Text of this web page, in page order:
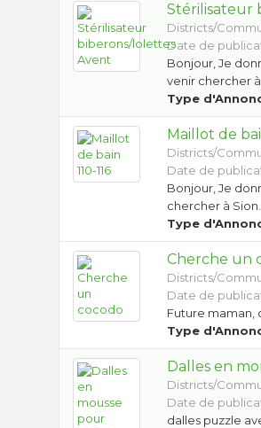
Stérilisateur
Districts/
Date de
Bonjour, Je
venir chercher
Type
Maillot de
Districts/
Date de
Bonjour, Je
chercher à
Type
Cherche un
Districts/
Date de
Future maman,
Type
Dalles en
Districts/
Date de
dalles puzzle